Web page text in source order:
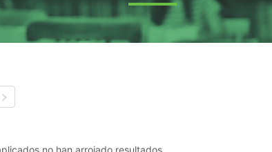
no han arrojado resultados